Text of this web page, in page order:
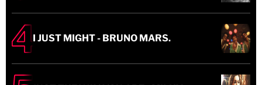
I JUST MIGHT - BRUNO MARS.